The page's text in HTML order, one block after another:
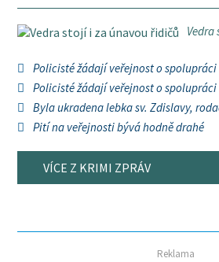
Policisté žádají veřejnost o spolupráci
Policisté žádají veřejnost o spolupráci
Byla ukradena lebka sv. Zdislavy,
Pití na veřejnosti bývá hodně drahé
VÍCE Z KRIMI ZPRÁV
Reklama